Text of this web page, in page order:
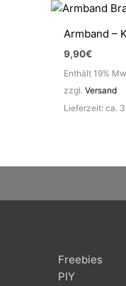
Armband –
9,90€
Enthält 19%
zzgl. Versand
Lieferzeit: ca.
Freebies
PIY